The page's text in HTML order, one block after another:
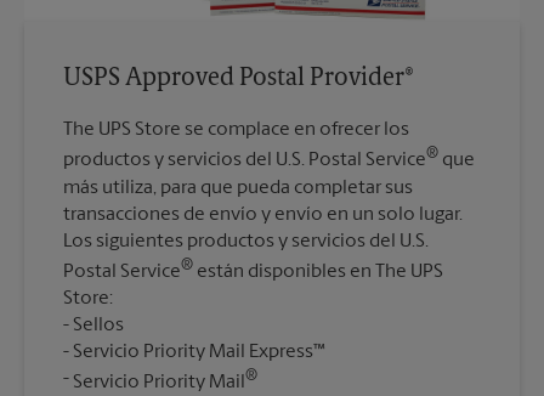
USPS Approved Postal Provider®
The UPS Store se complace en ofrecer los
productos y servicios del U.S. Postal Service® que
más utiliza, para que pueda completar sus
transacciones de envío y envío en un solo lugar.
Los siguientes productos y servicios del U.S.
Postal Service® están disponibles en The UPS
Store:
Sellos
Servicio Priority Mail Express™
Servicio Priority Mail®